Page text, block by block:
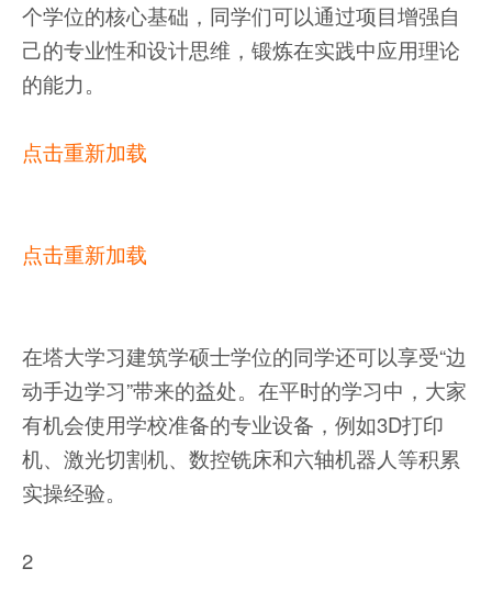
个学位的核心基础，同学们可以通过项目增强自
己的专业性和设计思维，锻炼在实践中应用理论
的能力。
点击重新加载
点击重新加载
在塔大学习建筑学硕士学位的同学还可以享受“边
动手边学习”带来的益处。在平时的学习中，大家
有机会使用学校准备的专业设备，例如3D打印
机、激光切割机、数控铣床和六轴机器人等积累
实操经验。
2